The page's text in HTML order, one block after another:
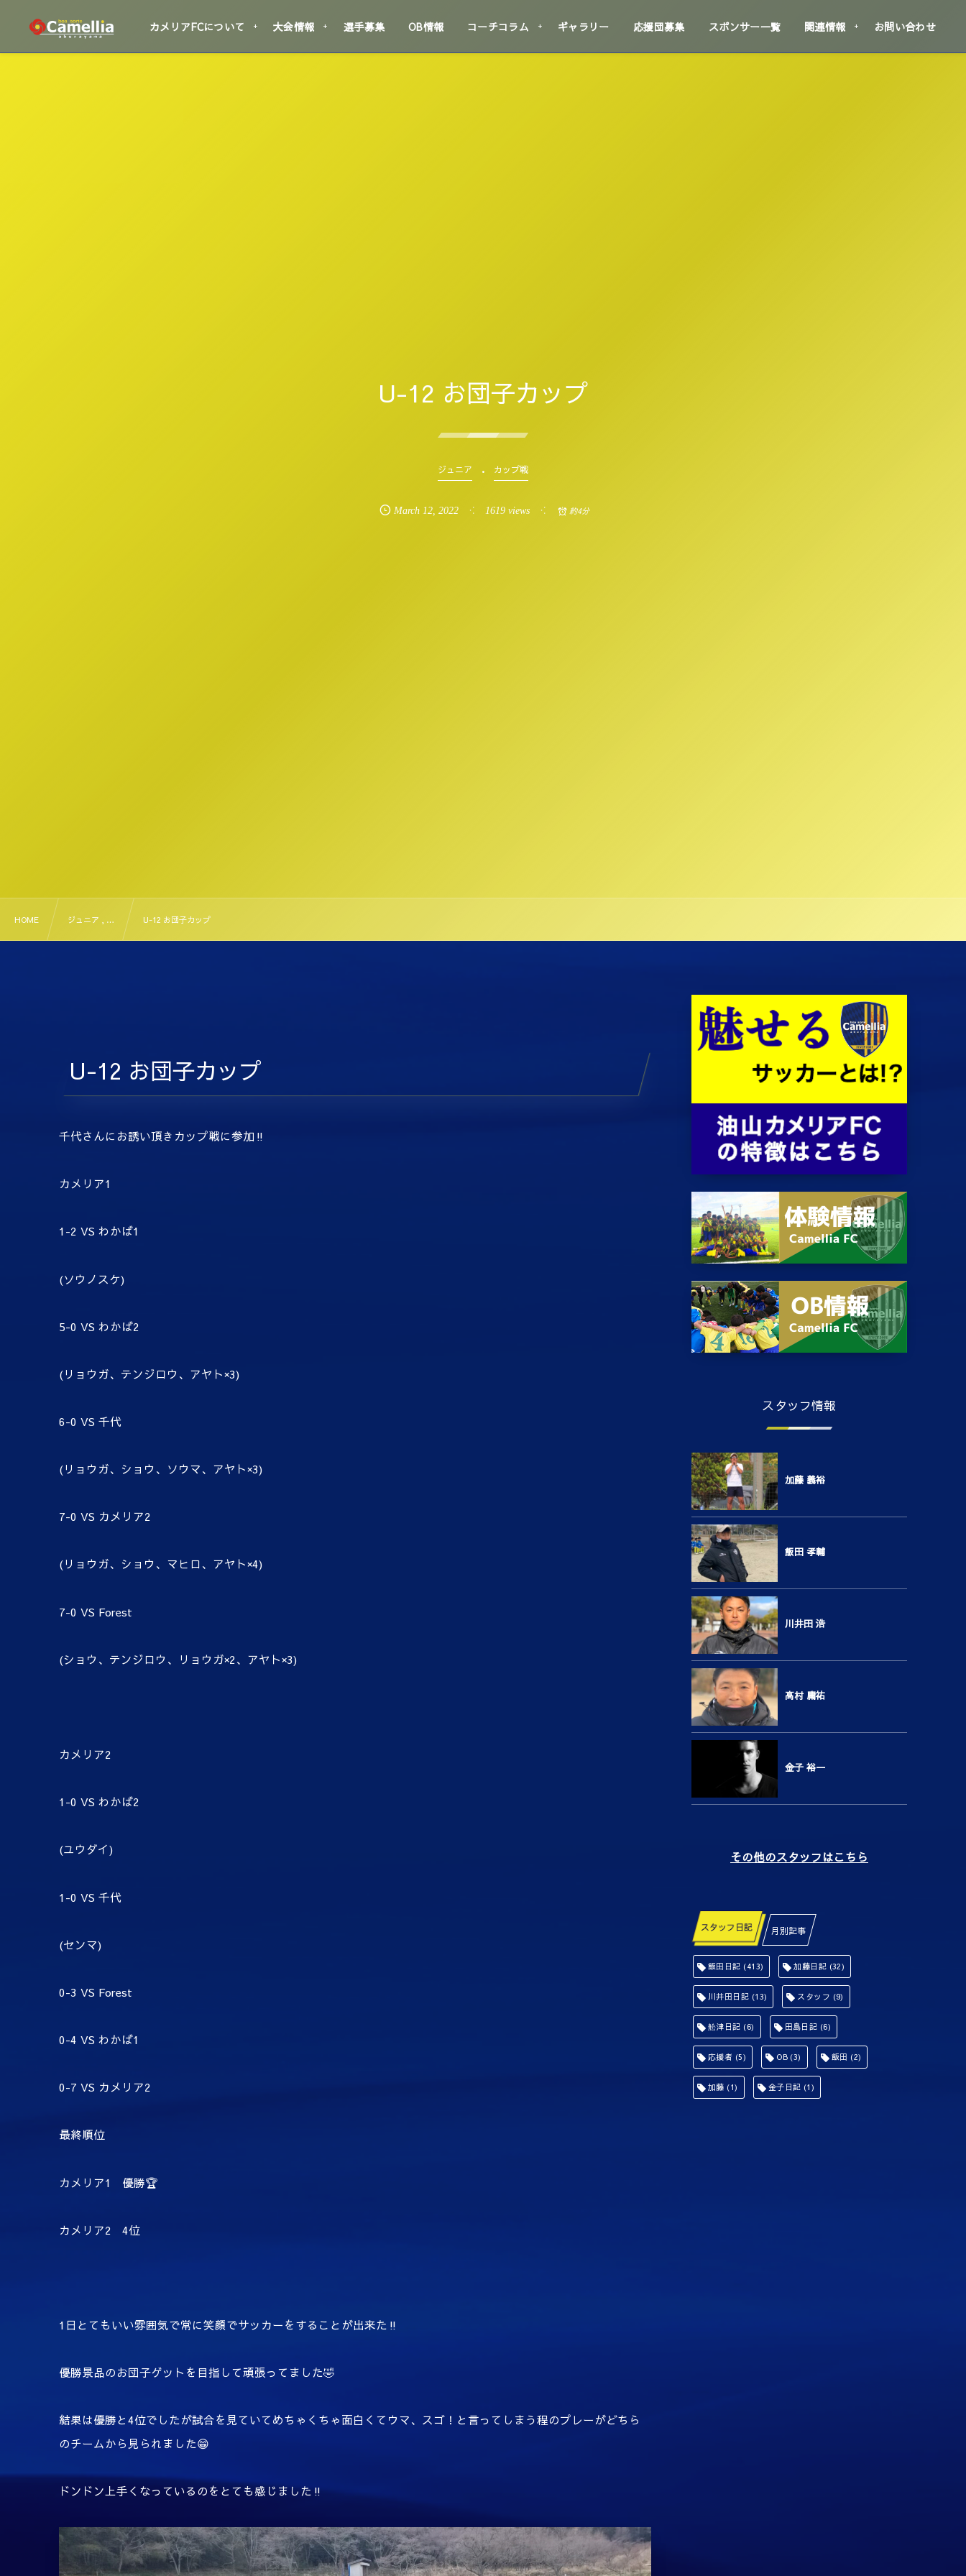
カメリアFCについて 大会情報 選手募集 OB情報 コーチコラム ギャラリー 応援団募集 スポンサー一覧 関連情報 お問い合わせ
U-12 お団子カップ
ジュニア カップ戦
March 12, 2022 1619 views 約4分
HOME ジュニア , … U-12 お団子カップ
U-12 お団子カップ
千代さんにお誘い頂きカップ戦に参加‼️
カメリア1
1-2 VS わかば1
(ソウノスケ)
5-0 VS わかば2
(リョウガ、テンジロウ、アヤト×3)
6-0 VS 千代
(リョウガ、ショウ、ソウマ、アヤト×3)
7-0 VS カメリア2
(リョウガ、ショウ、マヒロ、アヤト×4)
7-0 VS Forest
(ショウ、テンジロウ、リョウガ×2、アヤト×3)
カメリア2
1-0 VS わかば2
(ユウダイ)
1-0 VS 千代
(センマ)
0-3 VS Forest
0-4 VS わかば1
0-7 VS カメリア2
最終順位
カメリア1 優勝🏆
カメリア2 4位
1日とてもいい雰囲気で常に笑顔でサッカーをすることが出来た‼️
優勝景品のお団子ゲットを目指して頑張ってました🤣
結果は優勝と4位でしたが試合を見ていてめちゃくちゃ面白くてウマ、スゴ！と言ってしまう程のプレーがどちら
のチームから見られました😁
ドンドン上手くなっているのをとても感じました‼️
スタッフ情報
加藤 義裕
飯田 孝輔
川井田 浩
高村 庸祐
金子 裕一
その他のスタッフはこちら
スタッフ日記 月別記事
飯田日記 (413) 加藤日記 (32)
川井田日記 (13) スタッフ (9)
舩津日記 (6) 田島日記 (6)
応援者 (5) OB(3) 飯田 (2)
加藤 (1) 金子日記 (1)